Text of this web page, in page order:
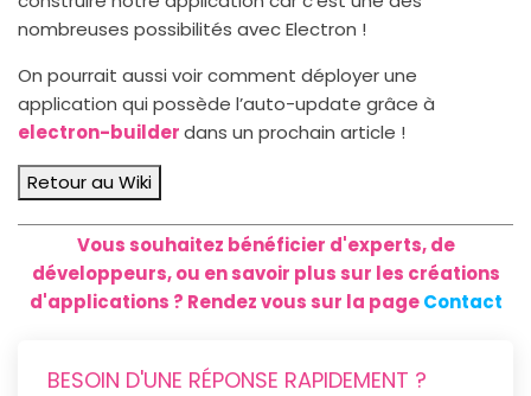
nombreuses possibilités avec Electron !
On pourrait aussi voir comment déployer une
application qui possède l’auto-update grâce à
electron-builderdans un prochain article !
Retour au Wiki
Vous souhaitez bénéficier d'experts, de
développeurs, ou en savoir plus sur les créations
d'applications ? Rendez vous sur la pageContact
BESOIN D'UNE RÉPONSE RAPIDEMENT ?